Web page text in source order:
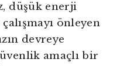
düşük enerji
önleyen
devreye
amaçlı bir